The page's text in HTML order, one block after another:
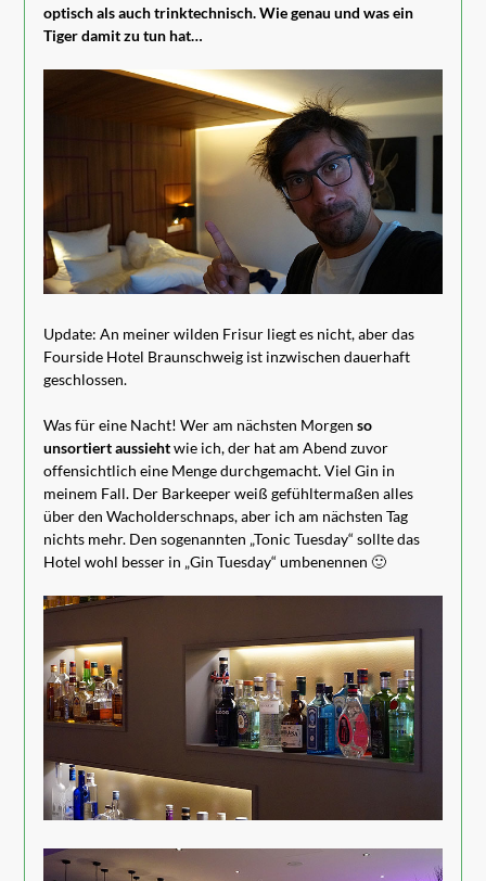
optisch als auch trinktechnisch. Wie genau und was ein
Tiger damit zu tun hat…
Update: An meiner wilden Frisur liegt es nicht, aber das
Fourside Hotel Braunschweig ist inzwischen dauerhaft
geschlossen.
Was für eine Nacht! Wer am nächsten Morgen so
unsortiert aussiehtwie ich, der hat am Abend zuvor
offensichtlich eine Menge durchgemacht. Viel Gin in
meinem Fall. Der Barkeeper weiß gefühltermaßen alles
über den Wacholderschnaps, aber ich am nächsten Tag
nichts mehr. Den sogenannten „Tonic Tuesday“ sollte das
Hotel wohl besser in „Gin Tuesday“ umbenennen 🙂